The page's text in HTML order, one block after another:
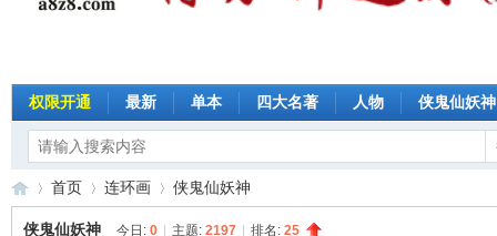
权限开通 最新 单本 四大名著 人物 侠鬼仙妖神
首页 连环画 侠鬼仙妖神
侠鬼仙妖神 今日: 0 主题: 2197 排名: 25